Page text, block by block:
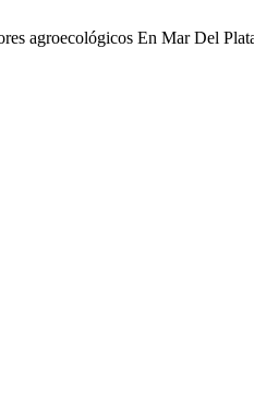
agroecológicos En Mar Del